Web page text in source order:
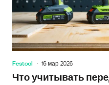
Festool 16 мар 2026
Что учитывать